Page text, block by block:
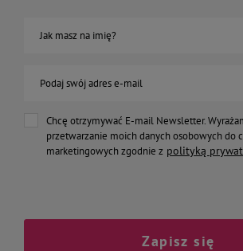
Jak masz na imię?
Podaj swój adres e-mail
Chcę otrzymywać E-mail Newsletter.
przetwarzanie moich danych osobowych do
marketingowych zgodnie z polityką
Zapisz się